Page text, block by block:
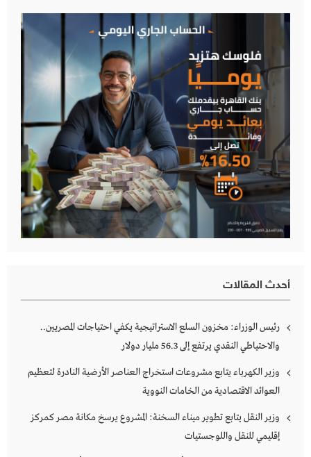
أحدث المقالات
رئيس الوزراء: مخزون السلع الاستراتيجية يكفي احتياجات المصريين..
والاحتياطي النقدي يرتفع إلى 56.3 مليار دولار
وزير الكهرباء يتابع مشروعات استخراج العناصر الأرضية النادرة لتعظيم
العوائد الاقتصادية من الخامات النووية
وزير النقل يتابع تطوير ميناء السخنة: المشروع يرسخ مكانة مصر كمركز
إقليمي للنقل واللوجستيات